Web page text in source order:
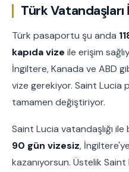
Türk
Türk pasaportu şu anda
kapıda vize ile erişim
İngiltere, Kanada ve ABD
vize gerekiyor. Saint Lucia
tamamen değiştiriyor.
Saint Lucia vatandaşlığı ile
90 gün vizesiz,
kazanıyorsun. Üstelik Saint